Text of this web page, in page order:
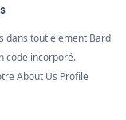
dans tout élément Bard
code incorporé.
About Us Profile